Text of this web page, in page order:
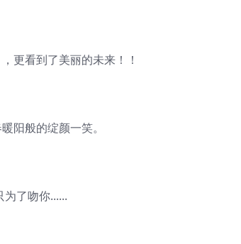
看到了美丽的未来！！
般的绽颜一笑。
了吻你......